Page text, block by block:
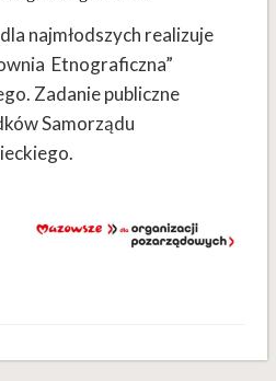
najmłodszych realizuje
Etnograficzna”
Zadanie publiczne
Samorządu